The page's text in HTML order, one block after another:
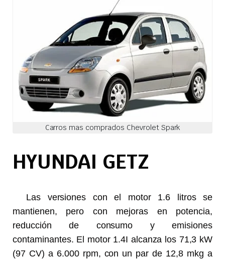
Carros mas comprados Chevrolet Spark
HYUNDAI GETZ
Las versiones con el motor 1.6 litros se
mantienen, pero con mejoras en potencia,
reducción de consumo y emisiones
contaminantes. El motor 1.4I alcanza los 71,3 kW
(97 CV) a 6.000 rpm, con un par de 12,8 mkg a